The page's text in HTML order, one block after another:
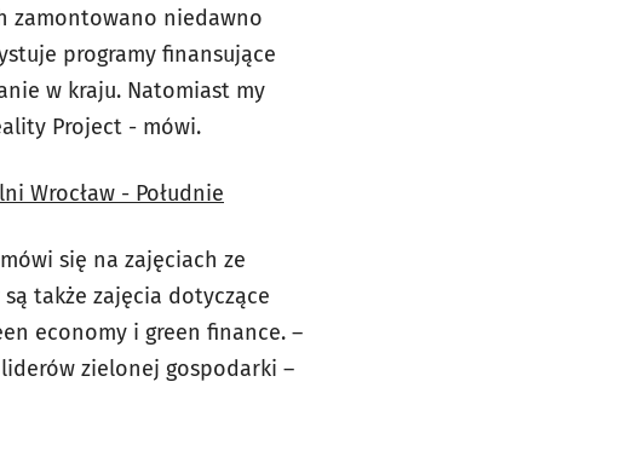
zamontowano niedawno
programy finansujące
w kraju. Natomiast my
Project - mówi.
Wrocław - Południe
się na zajęciach ze
także zajęcia dotyczące
economy i green finance. –
zielonej gospodarki –